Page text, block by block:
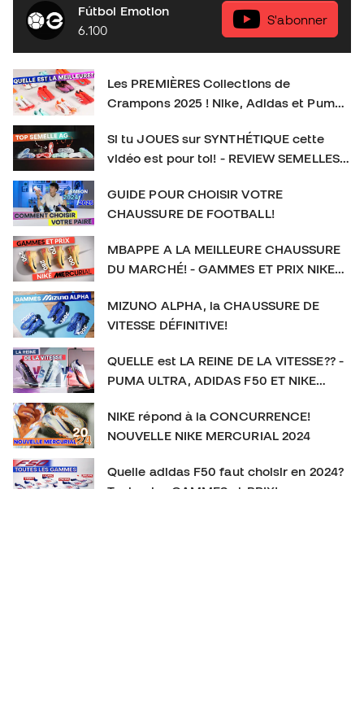
crampons idéaux pour chaque type de joueur. As-tu déjà
ton modèle préféré ? Donne-nous ton avis en
commentaire et n’oublie pas de t’abonner pour plus de
contenu exclusif sur le football et l’équipement sportif !
👉 Abonne-toi et active la cloche pour plus de contenu
foot. SOCIAL : IG :
https://www.instagram.com/futbolemotionfr/ TIKTOK :
https://www.tiktok.com/@futbolemotionfr Crampons de
football : #CramponsDeFootball #Football
Fútbol Emotion
6.100
S'abonner
Les PREMIÈRES Collections de
Crampons 2025 ! Nike, Adidas et Puma
Si tu JOUES sur SYNTHÉTIQUE cette
vidéo est pour toi! - REVIEW SEMELLES
GUIDE POUR CHOISIR VOTRE
CHAUSSURE DE FOOTBALL!
MBAPPE A LA MEILLEURE CHAUSSURE
DU MARCHÉ! - GAMMES ET PRIX NIKE
MIZUNO ALPHA, la CHAUSSURE DE
VITESSE DÉFINITIVE!
QUELLE est LA REINE DE LA VITESSE?? -
PUMA ULTRA, ADIDAS F50 ET NIKE
NIKE répond à la CONCURRENCE!
NOUVELLE NIKE MERCURIAL 2024
Quelle adidas F50 faut choisir en 2024?
Toutes les GAMMES et PRIX!